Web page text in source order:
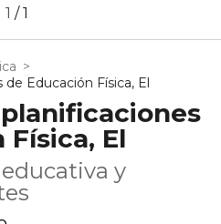
1 /1
>
Educación Física, El
Física, El
y